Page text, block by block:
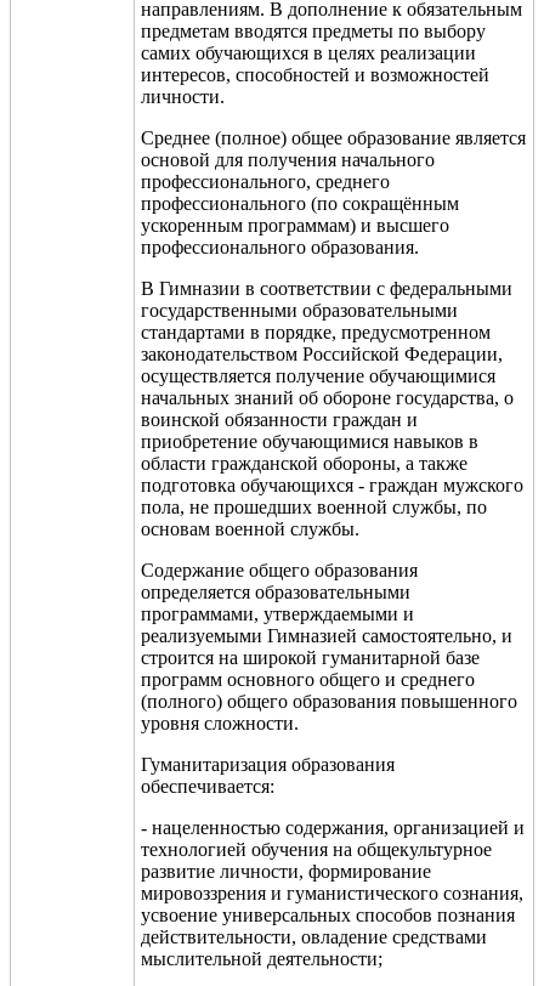
направлениям. В дополнение к обязательным
предметам вводятся предметы по выбору
самих обучающихся в целях реализации
интересов, способностей и возможностей
личности.
Среднее (полное) общее образование является
основой для получения начального
профессионального, среднего
профессионального (по сокращённым
ускоренным программам) и высшего
профессионального образования.
В Гимназии в соответствии с федеральными
государственными образовательными
стандартами в порядке, предусмотренном
законодательством Российской Федерации,
осуществляется получение обучающимися
начальных знаний об обороне государства, о
воинской обязанности граждан и
приобретение обучающимися навыков в
области гражданской обороны, а также
подготовка обучающихся - граждан мужского
пола, не прошедших военной службы, по
основам военной службы.
Содержание общего образования
определяется образовательными
программами, утверждаемыми и
реализуемыми Гимназией самостоятельно, и
строится на широкой гуманитарной базе
программ основного общего и среднего
(полного) общего образования повышенного
уровня сложности.
Гуманитаризация образования
обеспечивается:
- нацеленностью содержания, организацией и
технологией обучения на общекультурное
развитие личности, формирование
мировоззрения и гуманистического сознания,
усвоение универсальных способов познания
действительности, овладение средствами
мыслительной деятельности;